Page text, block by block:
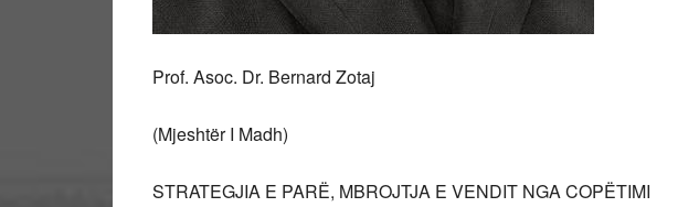
Prof. Asoc. Dr. Bernard Zotaj
(Mjeshtër I Madh)
STRATEGJIA E PARË, MBROJTJA E VENDIT NGA COPËTIMI